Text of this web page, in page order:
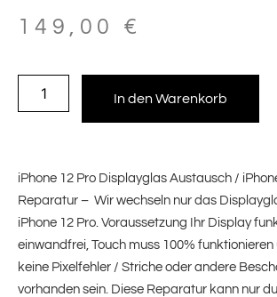
149,00 €
In den Warenkorb
iPhone 12 Pro Displayglas Austausch /
Reparatur – Wir wechseln nur das
iPhone 12 Pro. Voraussetzung Ihr Display
einwandfrei, Touch muss 100%
keine Pixelfehler / Striche oder andere
vorhanden sein. Diese Reparatur kann nur